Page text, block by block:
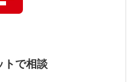
トで相談